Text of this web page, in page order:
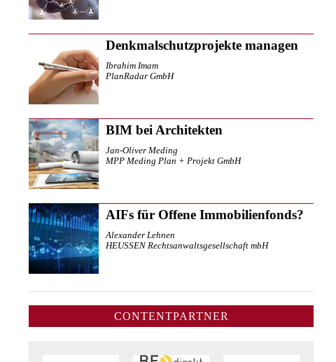
Denkmalschutzprojekte managen
Ibrahim Imam
PlanRadar GmbH
BIM bei Architekten
Jan-Oliver Meding
MPP Meding Plan + Projekt GmbH
AIFs für Offene Immobilienfonds?
Alexander Lehnen
HEUSSEN Rechtsanwaltsgesellschaft mbH
CONTENTPARTNER